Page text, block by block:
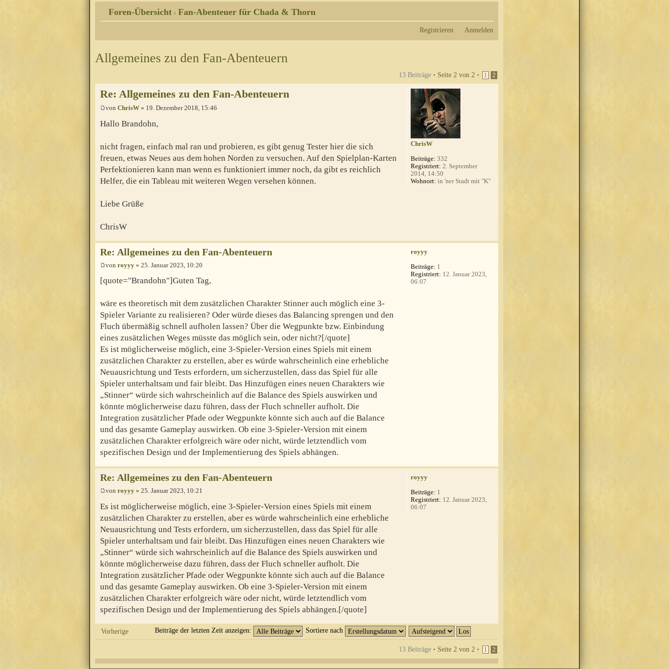
Foren-Übersicht ‹ Fan-Abenteuer für Chada & Thorn
Registrieren Anmelden
Allgemeines zu den Fan-Abenteuern
13 Beiträge • Seite 2 von 2 • 1 2
Re: Allgemeines zu den Fan-Abenteuern
von ChrisW » 19. Dezember 2018, 15:46
Hallo Brandohn,
nicht fragen, einfach mal ran und probieren, es gibt genug Tester hier die sich
freuen, etwas Neues aus dem hohen Norden zu versuchen. Auf den Spielplan-Karten
Perfektionieren kann man wenn es funktioniert immer noch, da gibt es reichlich
Helfer, die ein Tableau mit weiteren Wegen versehen können.
Liebe Grüße
ChrisW
ChrisW
Beiträge: 332
Registriert: 2. September
2014, 14:50
Wohnort: in 'ner Stadt mit "K"
Re: Allgemeines zu den Fan-Abenteuern
von royyy » 25. Januar 2023, 10:20
[quote="Brandohn"]Guten Tag,
wäre es theoretisch mit dem zusätzlichen Charakter Stinner auch möglich eine 3-
Spieler Variante zu realisieren? Oder würde dieses das Balancing sprengen und den
Fluch übermäßig schnell aufholen lassen? Über die Wegpunkte bzw. Einbindung
eines zusätzlichen Weges müsste das möglich sein, oder nicht?[/quote]
Es ist möglicherweise möglich, eine 3-Spieler-Version eines Spiels mit einem
zusätzlichen Charakter zu erstellen, aber es würde wahrscheinlich eine erhebliche
Neuausrichtung und Tests erfordern, um sicherzustellen, dass das Spiel für alle
Spieler unterhaltsam und fair bleibt. Das Hinzufügen eines neuen Charakters wie
„Stinner“ würde sich wahrscheinlich auf die Balance des Spiels auswirken und
könnte möglicherweise dazu führen, dass der Fluch schneller aufholt. Die
Integration zusätzlicher Pfade oder Wegpunkte könnte sich auch auf die Balance
und das gesamte Gameplay auswirken. Ob eine 3-Spieler-Version mit einem
zusätzlichen Charakter erfolgreich wäre oder nicht, würde letztendlich vom
spezifischen Design und der Implementierung des Spiels abhängen.
royyy
Beiträge: 1
Registriert: 12. Januar 2023,
06:07
Re: Allgemeines zu den Fan-Abenteuern
von royyy » 25. Januar 2023, 10:21
Es ist möglicherweise möglich, eine 3-Spieler-Version eines Spiels mit einem
zusätzlichen Charakter zu erstellen, aber es würde wahrscheinlich eine erhebliche
Neuausrichtung und Tests erfordern, um sicherzustellen, dass das Spiel für alle
Spieler unterhaltsam und fair bleibt. Das Hinzufügen eines neuen Charakters wie
„Stinner“ würde sich wahrscheinlich auf die Balance des Spiels auswirken und
könnte möglicherweise dazu führen, dass der Fluch schneller aufholt. Die
Integration zusätzlicher Pfade oder Wegpunkte könnte sich auch auf die Balance
und das gesamte Gameplay auswirken. Ob eine 3-Spieler-Version mit einem
zusätzlichen Charakter erfolgreich wäre oder nicht, würde letztendlich vom
spezifischen Design und der Implementierung des Spiels abhängen.[/quote]
royyy
Beiträge: 1
Registriert: 12. Januar 2023,
06:07
Vorherige Beiträge der letzten Zeit anzeigen: Sortiere nach
13 Beiträge • Seite 2 von 2 • 1 2